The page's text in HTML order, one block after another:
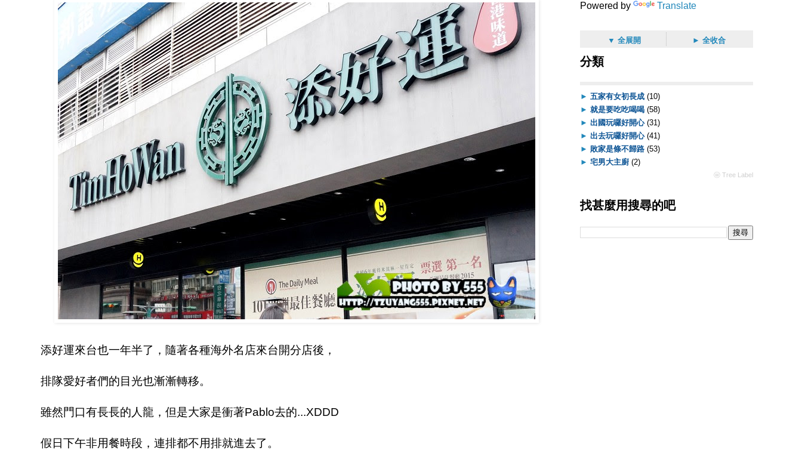
添好運來台也一年半了，隨著各種海外名店來台開分店後，
排隊愛好者們的目光也漸漸轉移。
雖然門口有長長的人龍，但是大家是衝著Pablo去的...XDDD
假日下午非用餐時段，連排都不用排就進去了。
Powered by Translate
▼ 全展開 ► 全收合
分類
► 五家有女初長成 (10)
► 就是要吃吃喝喝 (58)
► 出國玩囉好開心 (31)
► 出去玩囉好開心 (41)
► 敗家是條不歸路 (53)
► 宅男大主廚 (2)
ⓦ Tree Label
找甚麼用搜尋的吧